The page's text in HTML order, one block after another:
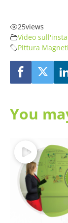
25views
Video
Pittura
You